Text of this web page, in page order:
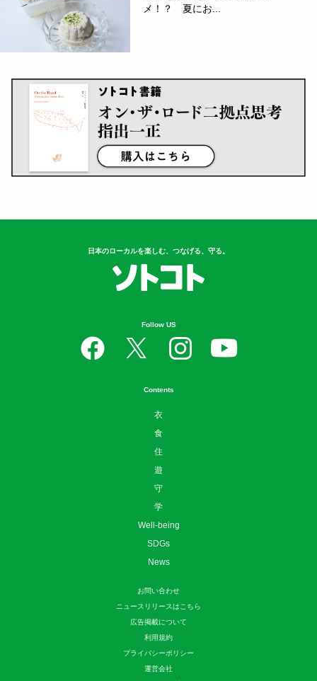
メ！？ 夏にお...
日本のローカルを楽しむ、つなげる、守る。
Follow US
Contents
衣
食
住
遊
守
学
Well-being
SDGs
News
お問い合わせ
ニュースリリースはこちら
広告掲載について
利用規約
プライバシーポリシー
運営会社